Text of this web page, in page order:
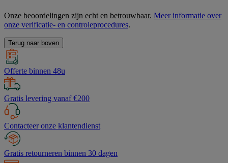
Onze beoordelingen zijn echt en betrouwbaar. Meer informatie over
onze verificatie- en controleprocedures.
Terug naar boven
Offerte binnen 48u
Gratis levering vanaf €200
Contacteer onze klantendienst
Gratis retourneren binnen 30 dagen